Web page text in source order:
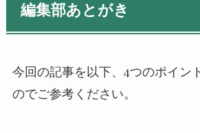
編集部あとがき
今回の記事を以下、4つのポイン
のでご参考ください。